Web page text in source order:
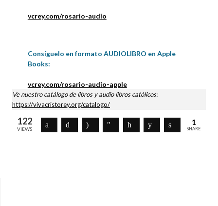
vcrey.com/rosario-audio
Consíguelo en formato AUDIOLIBRO en Apple
Books:
vcrey.com/rosario-audio-apple
Ve nuestro catálogo de libros y audio libros católicos:
https://vivacristorey.org/catalogo/
122
VIEWS
1
SHARE